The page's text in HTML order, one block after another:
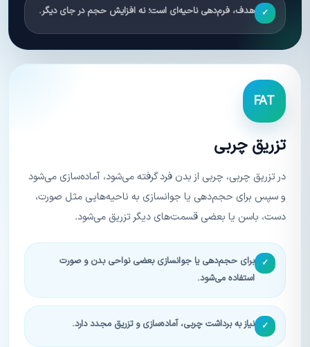
✓ هدف، فرم‌دهی ناحیه‌ای است؛ نه افزایش حجم در جای دیگر.
FAT
تزریق چربی
در تزریق چربی، چربی از بدن فرد گرفته می‌شود، آماده‌سازی می‌شود
و سپس برای حجم‌دهی یا جوانسازی به ناحیه‌هایی مثل صورت،
دست، باسن یا بعضی قسمت‌های دیگر تزریق می‌شود.
✓
برای حجم‌دهی یا جوانسازی بعضی نواحی بدن و صورت
استفاده می‌شود.
✓ نیاز به برداشت چربی، آماده‌سازی و تزریق مجدد دارد.